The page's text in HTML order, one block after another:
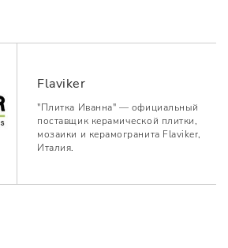
Flaviker
"Плитка Иванна" — официальный
поставщик керамической плитки,
мозаики и керамогранита Flaviker,
Италия.